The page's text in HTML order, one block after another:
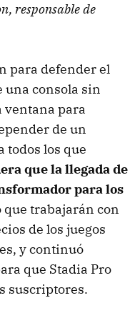
responsable de
para defender el
una consola sin
ventana para
de un
todos los que
que la llegada de
para los
trabajarán con
de los juegos
y continuó
que Stadia Pro
suscriptores.